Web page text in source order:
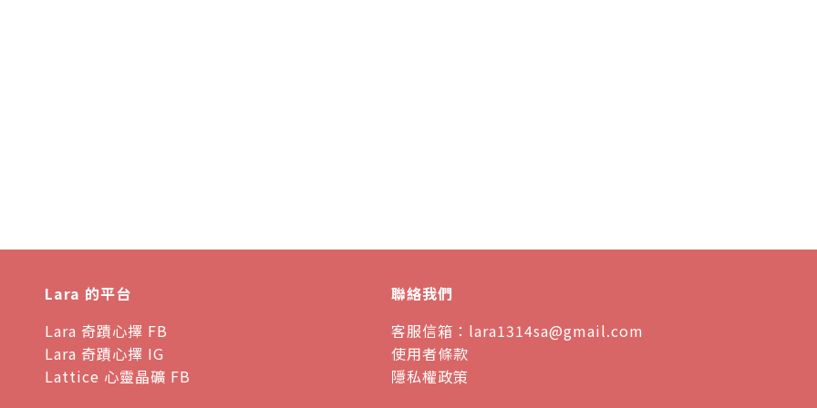
Lara 的平台
Lara 奇蹟心擇 FB
Lara 奇蹟心擇 IG
Lattice 心靈晶礦 FB
聯絡我們
客服信箱：lara1314sa@gmail.com
使用者條款
隱私權政策